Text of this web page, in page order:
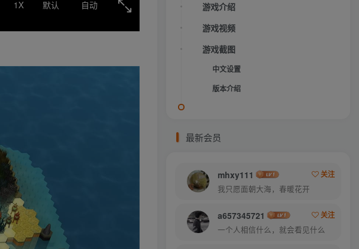
自动
1X 默认
游戏介绍
游戏视频
游戏截图
中文设置
版本介绍
最新会员
mhxy111
关注
我只愿面朝大海，春暖花开
a657345721
关注
一个人相信什么，就会看见什么